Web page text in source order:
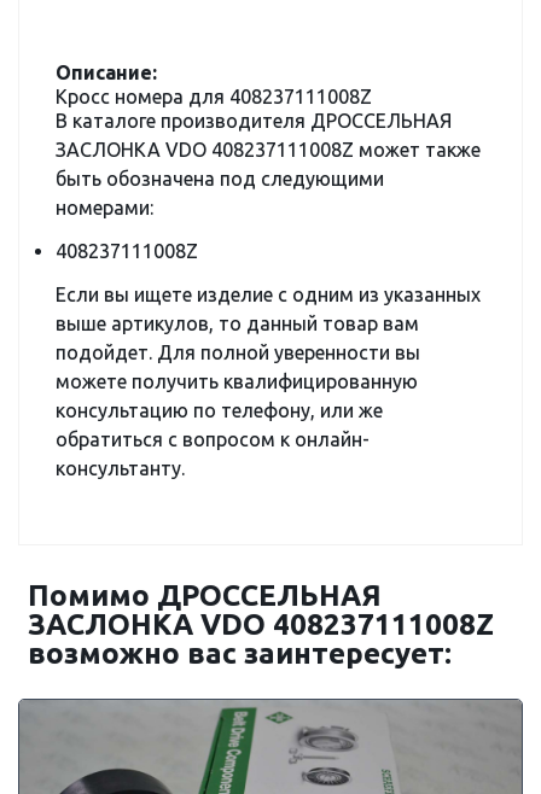
Описание:
Кросс номера для 408237111008Z
В каталоге производителя ДРОССЕЛЬНАЯ
ЗАСЛОНКА VDO 408237111008Z может также
быть обозначена под следующими
номерами:
408237111008Z
Если вы ищете изделие с одним из указанных
выше артикулов, то данный товар вам
подойдет. Для полной уверенности вы
можете получить квалифицированную
консультацию по телефону, или же
обратиться с вопросом к онлайн-
консультанту.
Помимо ДРОССЕЛЬНАЯ
ЗАСЛОНКА VDO 408237111008Z
возможно вас заинтересует: